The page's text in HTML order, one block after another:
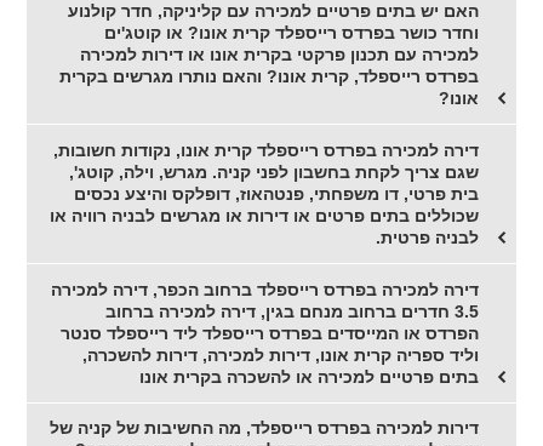
האם יש בתים פרטיים למכירה עם קליניקה, חדר קולנוע
וחדר כושר בפרדס רייספלד קרית אונו? או קוטג'ים
למכירה עם תכנון פרקטי בקרית אונו או דירות למכירה
בפרדס רייספלד, קרית אונו? והאם נותרו מגרשים בקרית
אונו?
דירה למכירה בפרדס רייספלד קרית אונו, נקודות חשובות,
שגם צריך לקחת בחשבון לפני קניה. מגרש, וילה, קוטג',
בית פרטי, דו משפחתי, פנטהאוז, דופלקס והיצע נכסים
שכוללים בתים פרטים או דירות או מגרשים לבניה רוויה או
לבניה פרטית.
דירה למכירה בפרדס רייספלד ברחוב הכפר, דירה למכירה
3.5 חדרים ברחוב מנחם בגין, דירה למכירה ברחוב
הפרדס או המייסדים בפרדס רייספלד ליד רייספלד סנטר
וליד ספריה קרית אונו, דירות למכירה, דירות להשכרה,
בתים פרטיים למכירה או להשכרה בקרית אונו
דירות למכירה בפרדס רייספלד, מה החשיבות של קניה של